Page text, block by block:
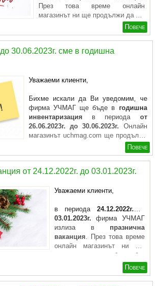
През това време онлайн
магазинът нище продължи да ...
Повече
30.06.2023г. сме в годишна
Уважаеми клиенти,
Бихме искали да Ви уведомим, че
фирма УЧМАГ ще бъде в годишна
инвентаризация в периода от
26.06.2023г. до 30.06.2023г. Онлайн
магазинът uchmag.com ще продължи
Повече
от 24.12.2022г. до 03.01.2023г.
Уважаеми клиенти,
в периода24.12.2022г. –
03.01.2023г. фирма УЧМАГ
излиза в празнична
ваканция . През това време
онлайн магазинътни ще
продължи да работи без
Повече